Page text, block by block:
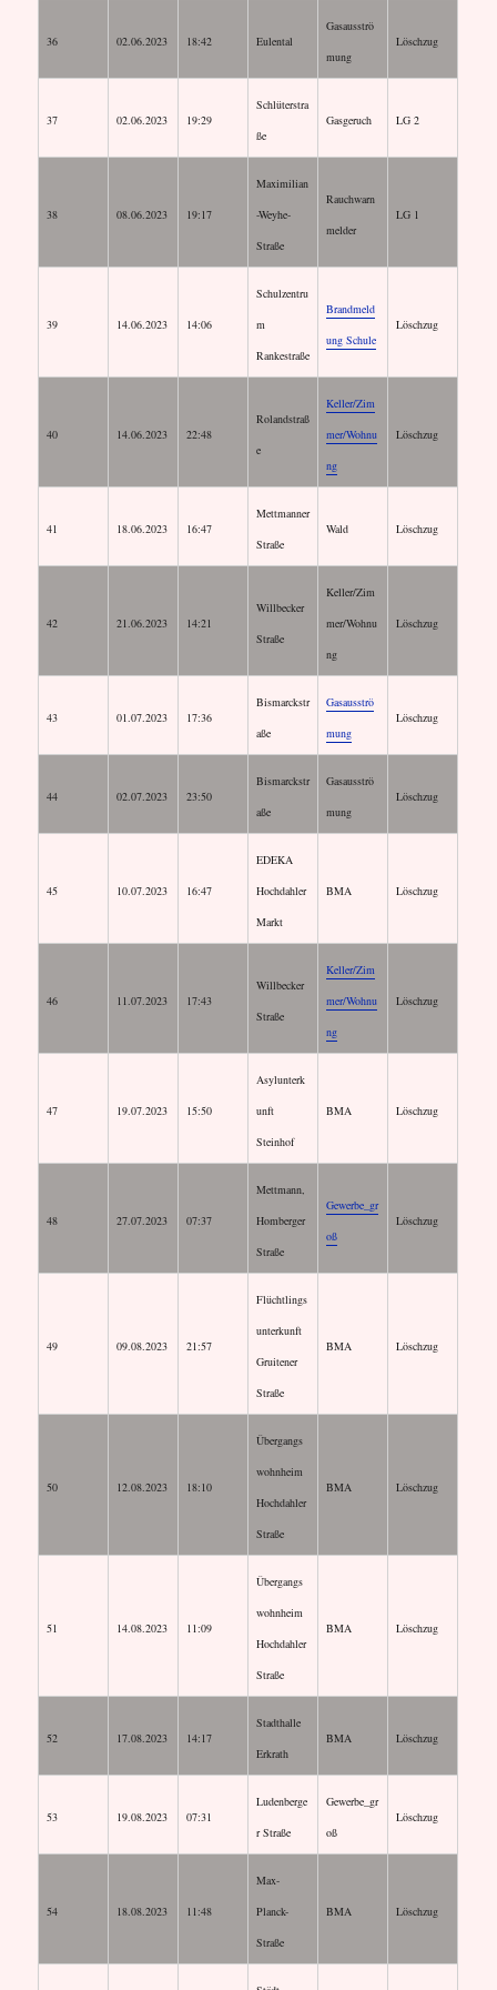
36 02.06.2023 18:42 Eulental
Gasausströ
mung
Löschzug
37 02.06.2023 19:29
Schlüterstra
ße
Gasgeruch LG 2
38 08.06.2023 19:17
Maximilian
-Weyhe-
Straße
Rauchwarn
melder
LG 1
39 14.06.2023 14:06
Schulzentru
m
Rankestraße
Brandmeld
ung Schule
Löschzug
40 14.06.2023 22:48
Rolandstraß
e
Keller/Zim
mer/Wohnu
ng
Löschzug
41 18.06.2023 16:47
Mettmanner
Straße
Wald Löschzug
42 21.06.2023 14:21
Willbecker
Straße
Keller/Zim
mer/Wohnu
ng
Löschzug
43 01.07.2023 17:36
Bismarckstr
aße
Gasausströ
mung
Löschzug
44 02.07.2023 23:50
Bismarckstr
aße
Gasausströ
mung
Löschzug
45 10.07.2023 16:47
EDEKA
Hochdahler
Markt
BMA Löschzug
46 11.07.2023 17:43
Willbecker
Straße
Keller/Zim
mer/Wohnu
ng
Löschzug
47 19.07.2023 15:50
Asylunterk
unft
Steinhof
BMA Löschzug
48 27.07.2023 07:37
Mettmann,
Homberger
Straße
Gewerbe_gr
oß
Löschzug
49 09.08.2023 21:57
Flüchtlings
unterkunft
Gruitener
Straße
BMA Löschzug
50 12.08.2023 18:10
Übergangs
wohnheim
Hochdahler
Straße
BMA Löschzug
51 14.08.2023 11:09
Übergangs
wohnheim
Hochdahler
Straße
BMA Löschzug
52 17.08.2023 14:17
Stadthalle
Erkrath
BMA Löschzug
53 19.08.2023 07:31
Ludenberge
r Straße
Gewerbe_gr
oß
Löschzug
54 18.08.2023 11:48
Max-
Planck-
Straße
BMA Löschzug